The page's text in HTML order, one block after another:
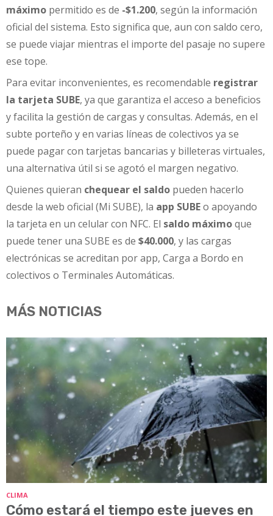
máximo permitido es de -$1.200, según la información
oficial del sistema. Esto significa que, aun con saldo cero,
se puede viajar mientras el importe del pasaje no supere
ese tope.
Para evitar inconvenientes, es recomendable registrar
la tarjeta SUBE, ya que garantiza el acceso a beneficios
y facilita la gestión de cargas y consultas. Además, en el
subte porteño y en varias líneas de colectivos ya se
puede pagar con tarjetas bancarias y billeteras virtuales,
una alternativa útil si se agotó el margen negativo.
Quienes quieran chequear el saldo pueden hacerlo
desde la web oficial (Mi SUBE), la app SUBEo apoyando
la tarjeta en un celular con NFC. El saldo máximoque
puede tener una SUBE es de $40.000, y las cargas
electrónicas se acreditan por app, Carga a Bordo en
colectivos o Terminales Automáticas.
MÁS NOTICIAS
CLIMA
Cómo estará el tiempo este jueves en